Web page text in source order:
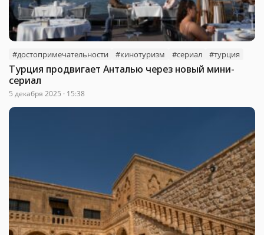
#достопримечательности #кинотуризм #сериал #турция
Турция продвигает Анталью через новый мини-
сериал
5 декабря 2025 · 15:38